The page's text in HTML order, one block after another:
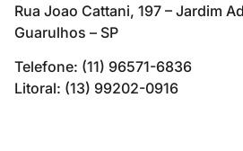
Rua Joao Cattani, 197 – Jardim
Guarulhos – SP
Telefone: (11) 96571-6836
Litoral: (13) 99202-0916